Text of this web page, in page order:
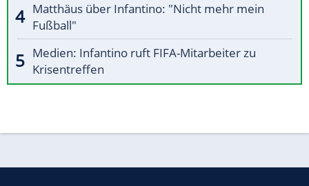
Matthäus über Infantino: "Nicht mehr mein
Fußball"
Medien: Infantino ruft FIFA-Mitarbeiter zu
Krisentreffen